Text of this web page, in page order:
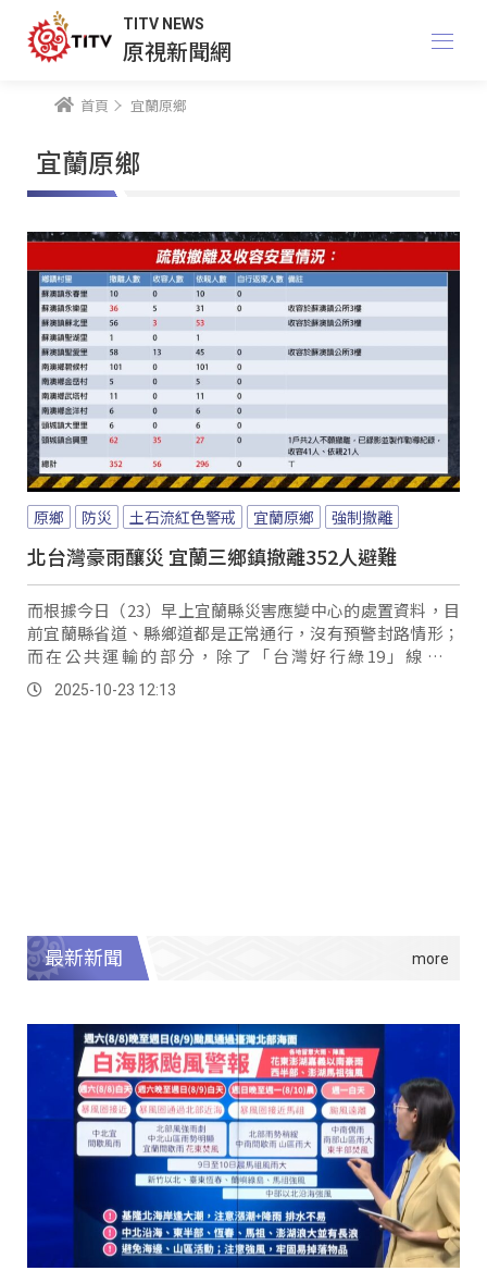
TITV NEWS
原視新聞網
首頁 宜蘭原鄉
宜蘭原鄉
原鄉 防災 土石流紅色警戒 宜蘭原鄉 強制撤離
北台灣豪雨釀災 宜蘭三鄉鎮撤離352人避難
而根據今日（23）早上宜蘭縣災害應變中心的處置資料，目
前宜蘭縣省道、縣鄉道都是正常通行，沒有預警封路情形；
而在公共運輸的部分，除了「台灣好行綠19」線，跟
1750（宜蘭－太平山）路線今天都還是停駛的狀...。
2025-10-23 12:13
最新新聞